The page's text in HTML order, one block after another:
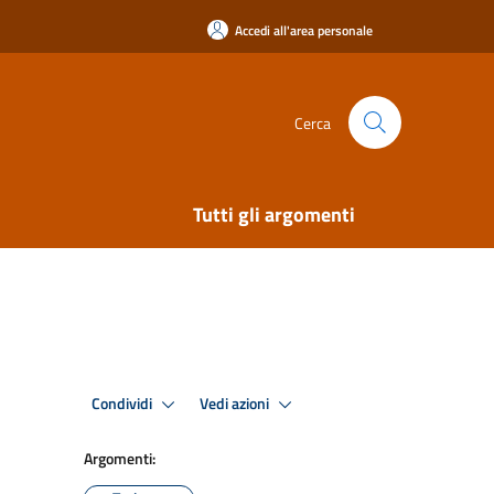
Accedi all'area personale
Cerca
Tutti gli argomenti
Condividi Vedi azioni
Argomenti: